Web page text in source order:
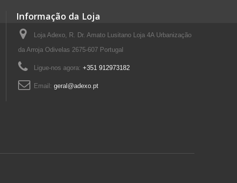
Informação da Loja
Loja Adexo, R. Dr. Amato Lusitano Loja 4A Urbanização
da Arroja Odivelas 2675-607 Portugal
Ligue-nos agora: +351 912973182
Email: geral@adexo.pt